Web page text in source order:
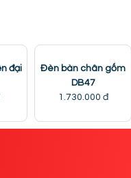
đại
Đèn bàn chân gốm
DB47
1.730.000 đ